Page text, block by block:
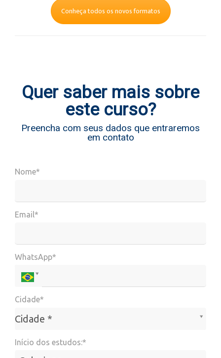
Conheça todos os novos formatos
Quer saber mais sobre
este curso?
Preencha com seus dados que entraremos
em contato
Nome*
Email*
WhatsApp*
Cidade*
Cidade *
Cidade*
Início dos estudos:*